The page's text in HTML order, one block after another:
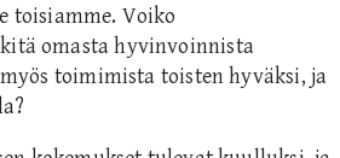
toisiamme. Voiko
omasta hyvinvoinnista
toimimista toisten hyväksi, ja